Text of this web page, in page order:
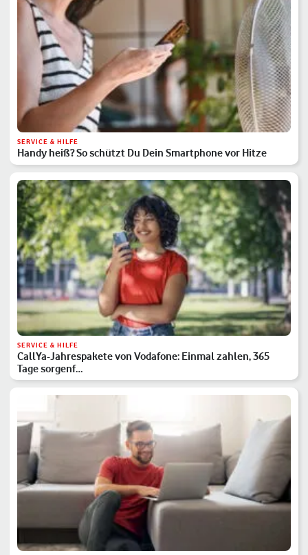
SERVICE & HILFE
Handy heiß? So schützt Du Dein Smartphone vor Hitze
SERVICE & HILFE
CallYa-Jahrespakete von Vodafone: Einmal zahlen, 365
Tage sorgenf…